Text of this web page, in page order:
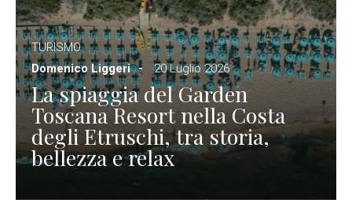
TURISMO
Domenico Liggeri
20 Luglio 2026
La spiaggia del Garden
Toscana Resort nella Costa
degli Etruschi, tra storia,
bellezza e relax